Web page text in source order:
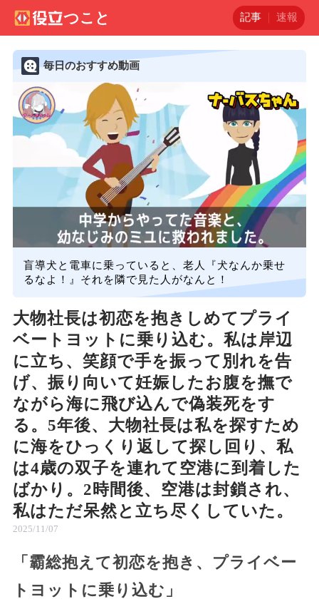
記事 速報
毎日のおすすめ動画
盲導犬と電車に乗っていると、老人『犬なんか乗せ
るなよ！』それを隣で見た人がなんと！
大物社長は初恋を抱きしめてプライ
ベートヨットに乗り込む。私は岸辺
に立ち、笑顔で手を振って別れを告
げ、振り向いて妊娠したお腹を撫で
ながら海に飛び込んで偽装死をす
る。5年後、大物社長は私を探すため
に海をひっくり返して探し回り、私
は4歳の双子を連れて空港に到着した
ばかり。2時間後、空港は封鎖され、
私はただ呆然と立ち尽くしていた。
2025/11/07
「霸総抱えて初恋を抱き、プライベー
トヨットに乗り込む」